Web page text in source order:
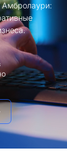
Амбролаури: